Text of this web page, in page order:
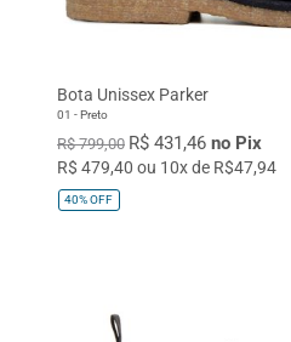
Bota Unissex Parker
01 - Preto
R$ 799,00 R$ 431,46 no Pix
R$ 479,40 ou 10x de R$47,94
40%OFF